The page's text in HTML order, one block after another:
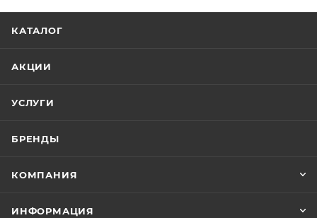
КАТАЛОГ
АКЦИИ
УСЛУГИ
БРЕНДЫ
КОМПАНИЯ
ИНФОРМАЦИЯ